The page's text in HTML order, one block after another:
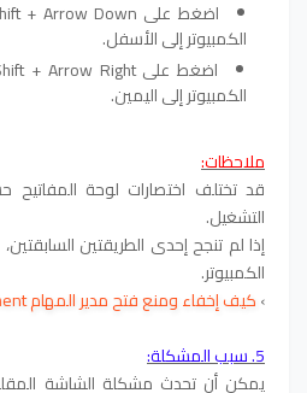
الكمبيوتر إلى الأسفل.
الكمبيوتر إلى اليمين.
ملاحظات:
قد تختلف اختصارات لوحة المفاتيح
التشغيل.
إذا لم تنجح إحدى الطريقتين
الكمبيوتر.
›كيف إخفاء ومنع فتح مدير المهام Task Management في الويندوز
5. سبب المشكلة:
يمكن أن تحدث مشكلة الشاشة